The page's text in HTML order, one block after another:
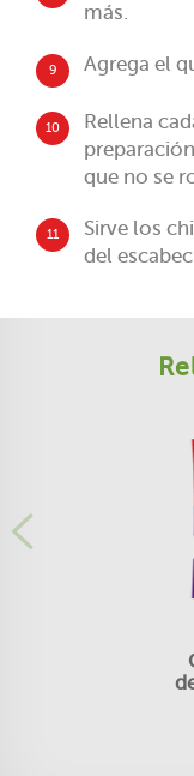
más.
9 Agrega el
10
Rellena
que no se
11
Sirve los
del